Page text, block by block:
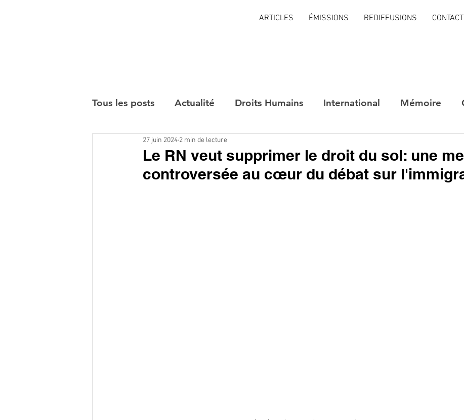
ARTICLES ÉMISSIONS REDIFFUSIONS CONTACT
Tous les posts Actualité Droits Humains International Mémoire
Interviews
Le RN veut supprimer le droit du sol: une
controversée au cœur du débat sur
27 juin 2024 2 min de lecture